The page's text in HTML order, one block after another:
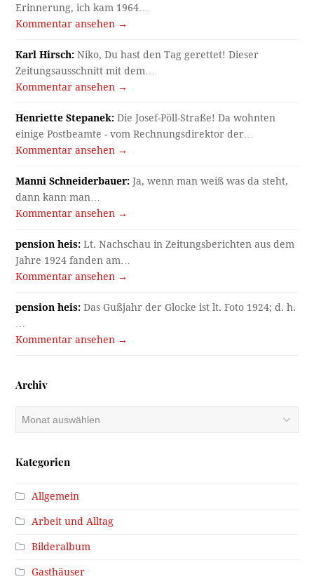
Erinnerung, ich kam 1964…
Kommentar ansehen →
Karl Hirsch: Niko, Du hast den Tag gerettet! Dieser
Zeitungsausschnitt mit dem…
Kommentar ansehen →
Henriette Stepanek: Die Josef-Pöll-Straße! Da wohnten
einige Postbeamte - vom Rechnungsdirektor der…
Kommentar ansehen →
Manni Schneiderbauer: Ja, wenn man weiß was da steht,
dann kann man…
Kommentar ansehen →
pension heis: Lt. Nachschau in Zeitungsberichten aus dem
Jahre 1924 fanden am…
Kommentar ansehen →
pension heis: Das Gußjahr der Glocke ist lt. Foto 1924; d. h.
Kommentar ansehen →
Archiv
Kategorien
Allgemein
Arbeit und Alltag
Bilderalbum
Gasthäuser